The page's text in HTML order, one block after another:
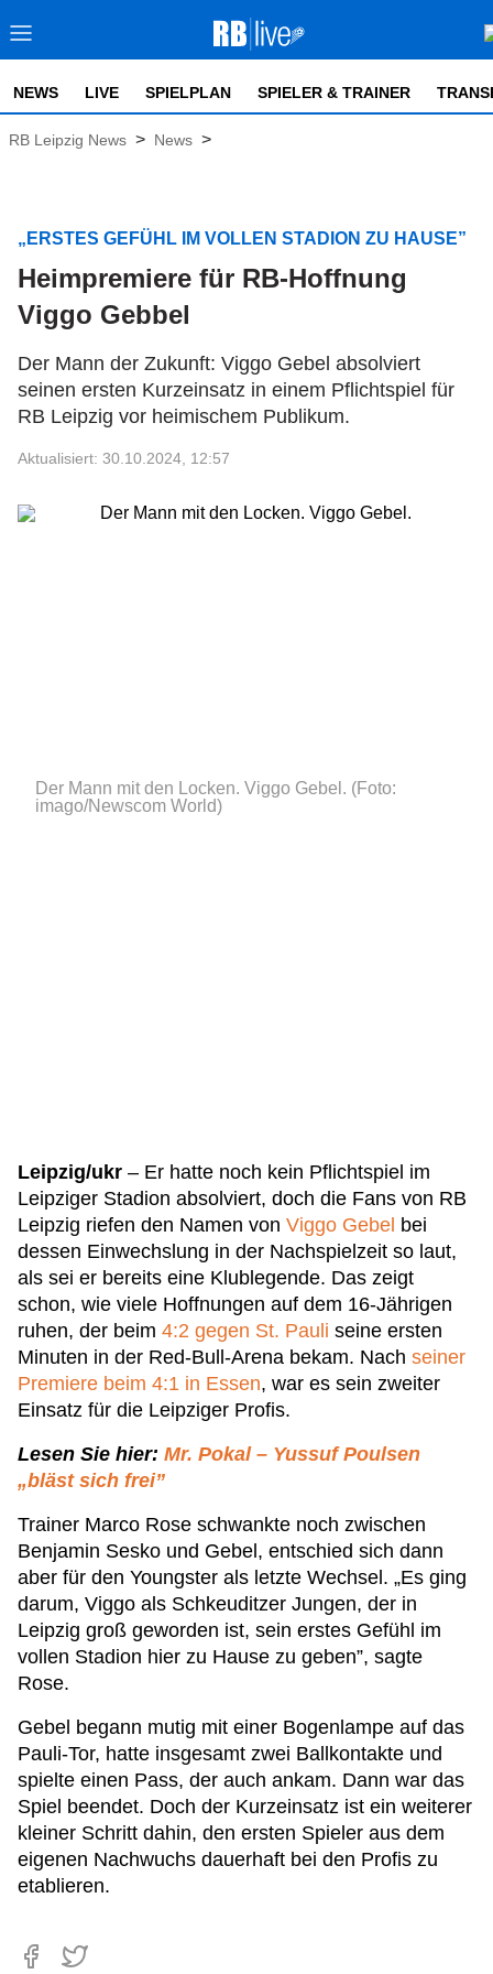
NEWS LIVE SPIELPLAN SPIELER & TRAINER
RB Leipzig News > News >
„ERSTES GEFÜHL IM VOLLEN STADION ZU HAUSE”
Heimpremiere für RB-Hoffnung
Viggo Gebbel
Der Mann der Zukunft: Viggo Gebel absolviert
seinen ersten Kurzeinsatz in einem Pflichtspiel für
RB Leipzig vor heimischem Publikum.
Aktualisiert: 30.10.2024, 12:57
Der Mann mit den Locken. Viggo Gebel. (Foto:
imago/Newscom World)
Leipzig/ukr – Er hatte noch kein Pflichtspiel im
Leipziger Stadion absolviert, doch die Fans von RB
Leipzig riefen den Namen von Viggo Gebel bei
dessen Einwechslung in der Nachspielzeit so laut,
als sei er bereits eine Klublegende. Das zeigt
schon, wie viele Hoffnungen auf dem 16-Jährigen
ruhen, der beim 4:2 gegen St. Pauli seine ersten
Minuten in der Red-Bull-Arena bekam. Nach seiner
Premiere beim 4:1 in Essen, war es sein zweiter
Einsatz für die Leipziger Profis.
Lesen Sie hier: Mr. Pokal – Yussuf Poulsen
„bläst sich frei”
Trainer Marco Rose schwankte noch zwischen
Benjamin Sesko und Gebel, entschied sich dann
aber für den Youngster als letzte Wechsel. „Es ging
darum, Viggo als Schkeuditzer Jungen, der in
Leipzig groß geworden ist, sein erstes Gefühl im
vollen Stadion hier zu Hause zu geben”, sagte
Rose.
Gebel begann mutig mit einer Bogenlampe auf das
Pauli-Tor, hatte insgesamt zwei Ballkontakte und
spielte einen Pass, der auch ankam. Dann war das
Spiel beendet. Doch der Kurzeinsatz ist ein weiterer
kleiner Schritt dahin, den ersten Spieler aus dem
eigenen Nachwuchs dauerhaft bei den Profis zu
etablieren.